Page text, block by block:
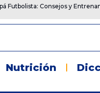
Futbolista: Consejos y
Nutrición